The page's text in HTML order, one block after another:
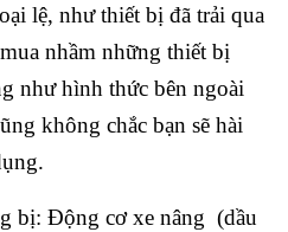
lệ, như thiết bị đã trải qua
nhầm những thiết bị
như hình thức bên ngoài
không chắc bạn sẽ hài
bị: Động cơ xe nâng (dầu